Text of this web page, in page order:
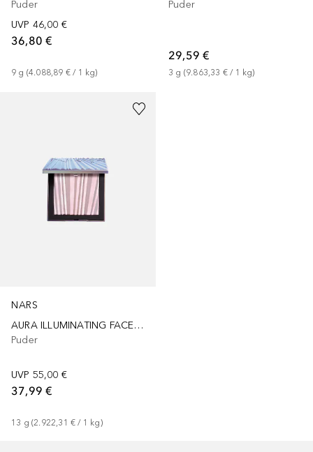
Puder
UVP 46,00 €
36,80 €
9 g (4.088,89 € / 1 kg)
Puder
29,59 €
3 g (9.863,33 € / 1 kg)
NARS
AURA ILLUMINATING FACE & BODY - LIMITED EDITION
Puder
UVP 55,00 €
37,99 €
13 g (2.922,31 € / 1 kg)